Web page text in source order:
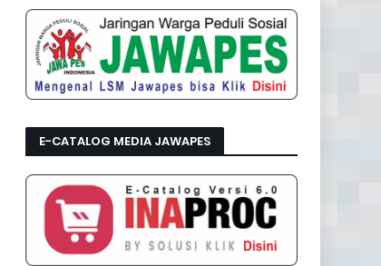
E-CATALOG MEDIA JAWAPES